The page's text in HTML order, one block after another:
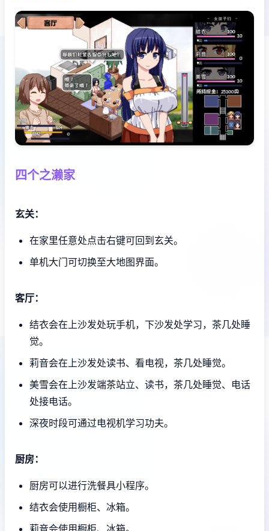
四个之濑家
玄关：
在家里任意处点击右键可回到玄关。
单机大门可切换至大地图界面。
客厅：
结衣会在上沙发处玩手机，下沙发处学习，茶几处睡
觉。
莉音会在上沙发处读书、看电视，茶几处睡觉。
美雪会在上沙发端茶站立、读书，茶几处睡觉、电话
处接电话。
深夜时段可通过电视机学习功夫。
厨房：
厨房可以进行洗餐具小程序。
结衣会使用橱柜、冰箱。
莉音会使用橱柜、冰箱。